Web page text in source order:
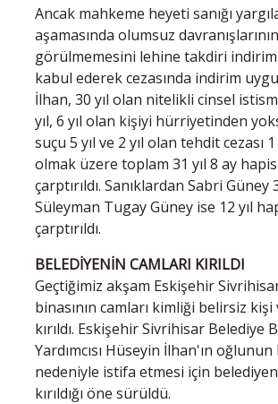
Ancak mahkeme heyeti sanığı
aşamasında olumsuz davranışlarının
görülmemesini lehine takdiri
kabul ederek cezasında indirim
İlhan, 30 yıl olan nitelikli cinsel
yıl, 6 yıl olan kişiyi hürriyetinden
suçu 5 yıl ve 2 yıl olan tehdit cezası 1
olmak üzere toplam 31 yıl 8 ay hapis
çarptırıldı. Sanıklardan Sabri Güney
Süleyman Tugay Güney ise 12 yıl
çarptırıldı.
BELEDİYENİN CAMLARI KIRILDI
Geçtiğimiz akşam Eskişehir
binasının camları kimliği belirsiz
kırıldı. Eskişehir Sivrihisar Belediye
Yardımcısı Hüseyin İlhan'ın oğlunun
nedeniyle istifa etmesi için
kırıldığı öne sürüldü.